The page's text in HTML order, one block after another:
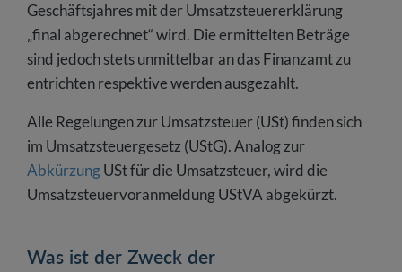
Geschäftsjahres mit der Umsatzsteuererklärung
„final abgerechnet“ wird. Die ermittelten Beträge
sind jedoch stets unmittelbar an das Finanzamt zu
entrichten respektive werden ausgezahlt.
Alle Regelungen zur Umsatzsteuer (USt) finden sich
im Umsatzsteuergesetz (UStG). Analog zur
AbkürzungUSt für die Umsatzsteuer, wird die
Umsatzsteuervoranmeldung UStVA abgekürzt.
Was ist der Zweck der